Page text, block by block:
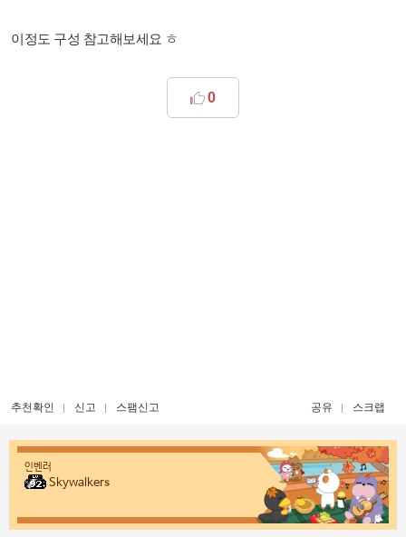
이정도 구성 참고해보세요 ㅎ
0
추천확인 신고 스팸신고 공유 스크랩
인벤러
Skywalkers